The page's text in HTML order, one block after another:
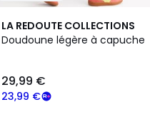
LA REDOUTE COLLECTIONS
Doudoune légère à capuche
23,99 €
29,99 €
5
/
2
Couleurs